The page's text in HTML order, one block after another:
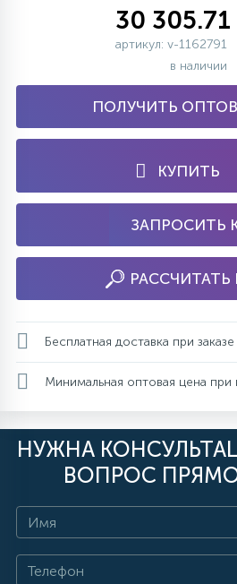
30 305.71
артикул: v-1162791
в наличии
ПОЛУЧИТЬ
КУПИТЬ
ЗАПРОСИТЬ
Бесплатная доставка при
Минимальная оптовая цена
НУЖНА
ВОПРОС